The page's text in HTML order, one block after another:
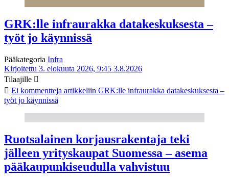
GRK:lle infraurakka datakeskuksesta –
työt jo käynnissä
Pääkategoria Infra
Kirjoitettu 3. elokuuta 2026, 9:45 3.8.2026
Tilaajille
Ei kommentteja artikkeliin GRK:lle infraurakka datakeskuksesta –
työt jo käynnissä
Ruotsalainen korjausrakentaja teki
jälleen yrityskaupat Suomessa – asema
pääkaupunkiseudulla vahvistuu